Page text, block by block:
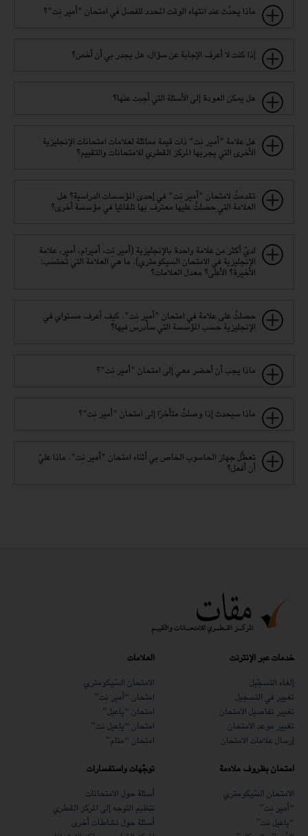
ماذا يحدُث عند انتهاء الوقت المحدد للفصل في امتحان "أمير نِت"؟
إذا كنت لا أعرف الإجابة عن سؤال، هل يجدر بي أن أخمن؟‎
هل يمكن العودة إلى الأسئلة التي أجبت عنها؟
هل علامة "أمير نِت" ذات قيمة مماثلة لعلامات امتحانات الإنجليزية
الأخرى التي يجريها المركز القطري للامتحانات والتقييم؟
تقدمتُ لامتحان "أمير نِت" في إحدى المؤسسات الدراسية؟ هل
العلامة التي حصلتُ عليها معترف بها تلقائيا في مؤسسة أخرى؟
لديّ أكثر من علامة واحدة بالإنجليزية (أمير نِت، أميرام، أمير، علامة
الإنجليزية في الامتحان السيكومتري). ما هي العلامة التي تُحتسَب:
الأخيرة؟ الأعلى؟ معدل العلامات؟
حصلتُ على علامة في امتحان "أمير نِت". كيف أعرف مستواي في
الإنجليزية حسب المؤسسة التي سأدرس فيها؟
ماذا يجب أن أحضر معي إلى امتحان "أمير نِت"؟
ماذا سيحدث إذا وصلتُ متأخرًا إلى امتحان "أمير نِت"؟
تعطَّل جهاز الحاسوب الخاص بي أثناء امتحان "أمير نِت". ماذا عليّ
أن أفعل؟
خدمات عبر الإنترنت
إلغاء التسجّيل
تغيير في التسجيل
تغيير تفاصيل الامتحان
تغيير موعد الامتحان
إرسال علامات الامتحان
العلامات
الامتحان السّيكومتري
امتحان “أمير نِت”
امتحان “ياعيل”
امتحان “ياعيل نِت”
امتحان “متام”
امتحان بظروف ملاءمة
الامتحان السّيكومتري
“أمير نِت”
“ياعيل نِت”
توجّهات واستفسارات
أسئلة حول الامتحانات
تنظيم التوجه إلى المركز القطري
أسئلة حول نشاطات أخرى